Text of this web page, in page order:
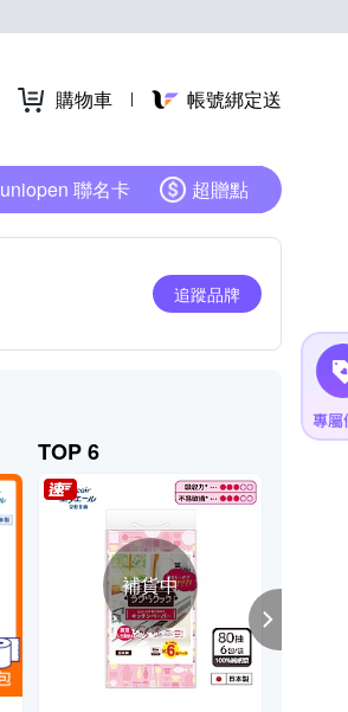
購物車 帳號綁定送
uniopen 聯名卡 超贈點
追蹤品牌
TOP 6
補貨中